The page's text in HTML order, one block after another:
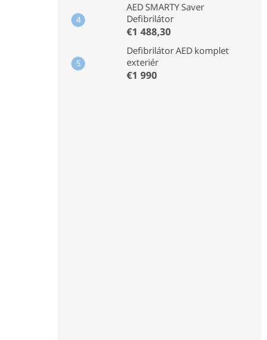
AED SMARTY Saver
Defibrilátor
€1 488,30
Defibrilátor AED komplet
exteriér
€1 990